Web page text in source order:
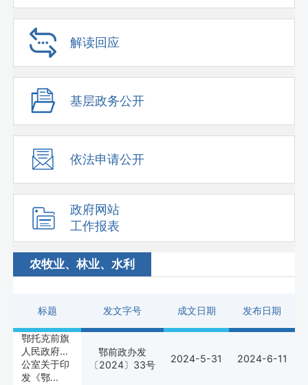
解读回应
基层政务公开
依法申请公开
政府网站
工作报表
农牧业、林业、水利
标题 发文字号 成文日期 发布日期
鄂托克前旗
人民政府办
公室关于印
发《鄂...
鄂前政办发
〔2024〕33号
2024-5-31 2024-6-11